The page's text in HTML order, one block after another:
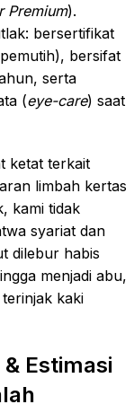
Premium).
bersertifikat
bersifat
serta
(eye-care) saat
ketat terkait
limbah kertas
kami tidak
syariat dan
dilebur habis
menjadi abu,
kaki
Estimasi